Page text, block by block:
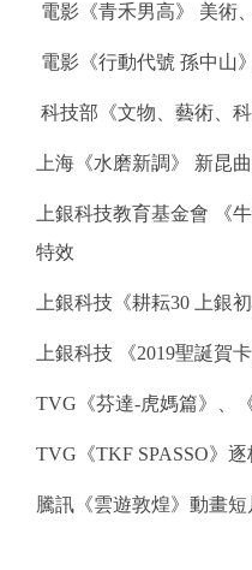
電影《青禾男高》 美術
電影《行動代號 孫中山
科技部《文物、藝術、
上海《水磨新調》 新昆
上銀科技教育基金會 《
特效
上銀科技《耕耘30 上銀
上銀科技 《2019聖誕賀
TVG《芬達-虎媽篇》、
TVG《TKF SPASSO》
騰訊《雲遊敦煌》動畫